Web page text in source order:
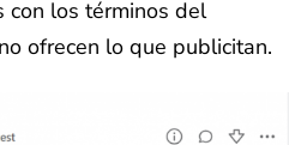
con los términos del
ofrecen lo que publicitan.